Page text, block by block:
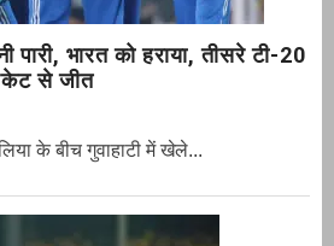
भारत को हराया, तीसरे टी-20
से जीत
के बीच गुवाहाटी में खेले...